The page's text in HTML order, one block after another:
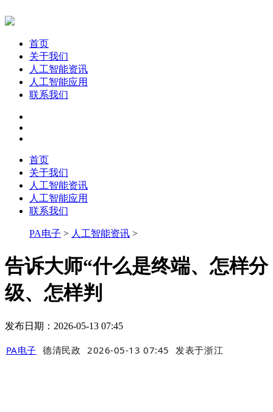
首页
关于我们
人工智能资讯
人工智能应用
联系我们
首页
关于我们
人工智能资讯
人工智能应用
联系我们
PA电子 > 人工智能资讯 >
告诉大师“什么是终端、怎样分
级、怎样判
发布日期：2026-05-13 07:45
PA电子 德清民政 2026-05-13 07:45 发表于浙江